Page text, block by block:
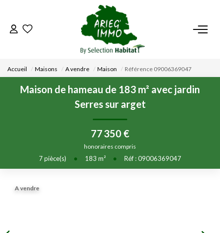
ACCUEIL
NOS BIENS
VENDRE UN BIEN
DÉPOSEZ VOTRE RECHERCHE
NOUS REJOINDRE
Accueil Maisons A vendre Maison Référence 09006369047
Maison de hameau de 183 m² avec jardin
Serres sur arget
77 350 €
honoraires compris
7pièce(s) • 183 m² • Réf : 09006369047
A vendre